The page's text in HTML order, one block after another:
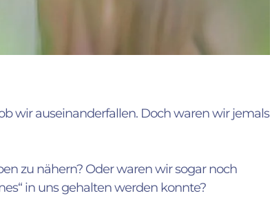
wir auseinanderfallen. Doch waren wir jemals
zu nähern? Oder waren wir sogar noch
in uns gehalten werden konnte?